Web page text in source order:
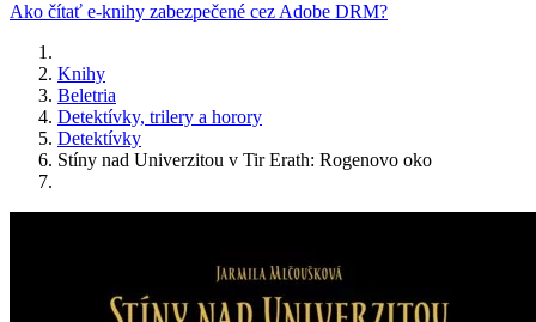
Ako čítať e-knihy zabezpečené cez Adobe DRM?
Knihy
Beletria
Detektívky, trilery a horory
Detektívky
Stíny nad Univerzitou v Tir Erath: Rogenovo oko